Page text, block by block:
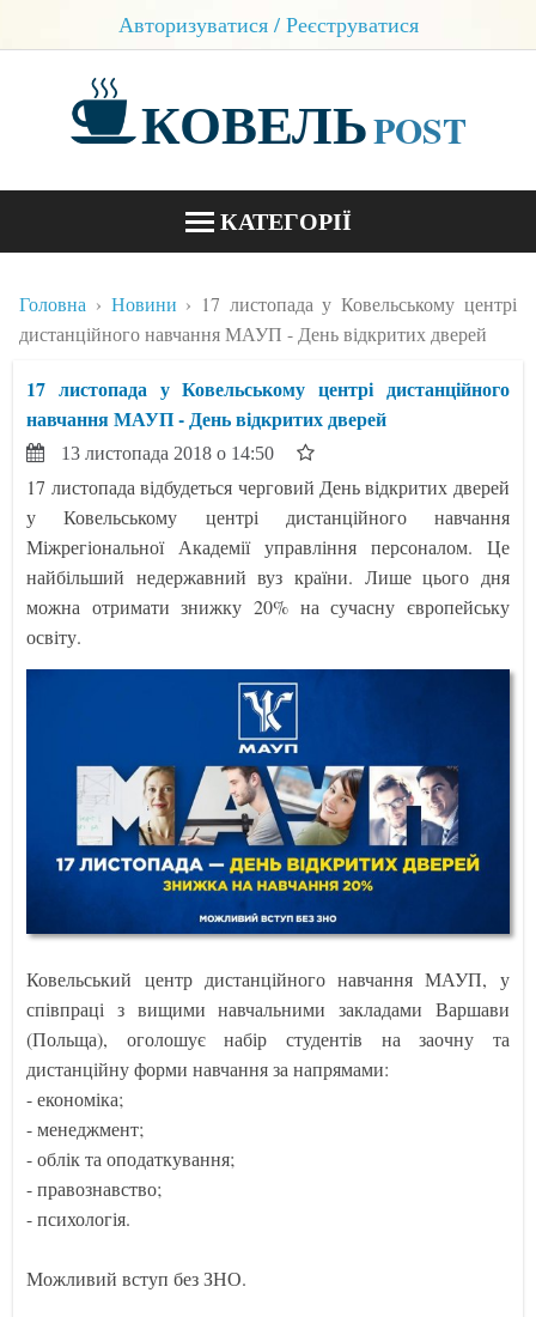
Авторизуватися / Реєструватися
КОВЕЛЬPOST
КАТЕГОРІЇ
БЛОГИ
Головна Новини
17 листопада у Ковельському центрі
дистанційного навчання МАУП - День відкритих дверей
17 листопада у Ковельському центрі дистанційного
навчання МАУП - День відкритих дверей
13 листопада 2018 о 14:50
17 листопада відбудеться черговий День відкритих дверей
у Ковельському центрі дистанційного навчання
Міжрегіональної Академії управління персоналом. Це
найбільший недержавний вуз країни. Лише цього дня
можна отримати знижку 20% на сучасну європейську
освіту.
Ковельський центр дистанційного навчання МАУП, у
співпраці з вищими навчальними закладами Варшави
(Польща), оголошує набір студентів на заочну та
дистанційну форми навчання за напрямами:
- економіка;
- менеджмент;
- облік та оподаткування;
- правознавство;
- психологія.
Можливий вступ без ЗНО.